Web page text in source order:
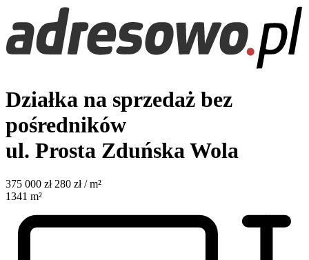
Działka na sprzedaż bez
pośredników
ul. Prosta Zduńska Wola
375 000 zł 280 zł / m²
1341 m²